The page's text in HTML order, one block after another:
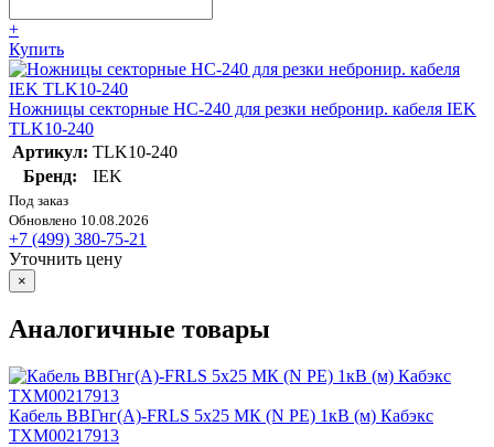
+
Купить
Ножницы секторные НС-240 для резки небронир. кабеля IEK
TLK10-240
Артикул: TLK10-240
Бренд:
IEK
Под заказ
Обновлено 10.08.2026
+7 (499) 380-75-21
Уточнить цену
×
Аналогичные товары
Кабель ВВГнг(А)-FRLS 5х25 МК (N PE) 1кВ (м) Кабэкс
ТХМ00217913